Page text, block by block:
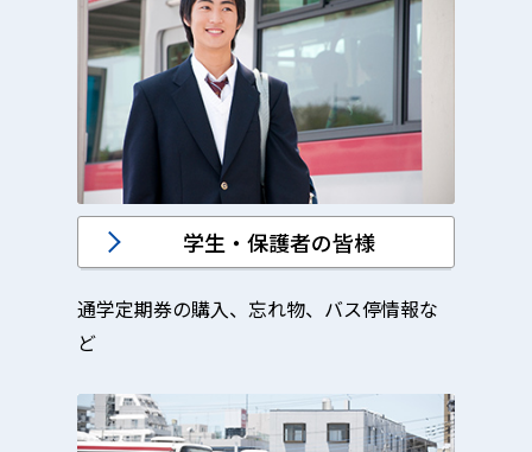
学生・保護者の皆様
通学定期券の購入、忘れ物、バス停情報な
ど